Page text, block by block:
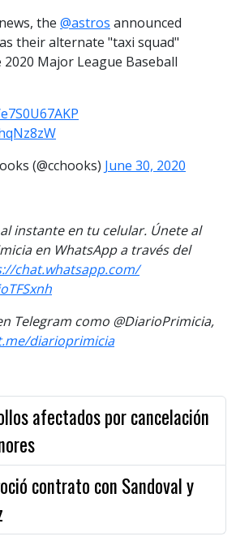
the @astros announced
their alternate "taxi squad"
Major League Baseball
(@cchooks) June 30, 2020
instante en tu celular. Únete al
en WhatsApp a través del
chat.whatsapp.com/
Telegram como @DiarioPrimicia,
diarioprimicia
afectados por cancelación
contrato con Sandoval y